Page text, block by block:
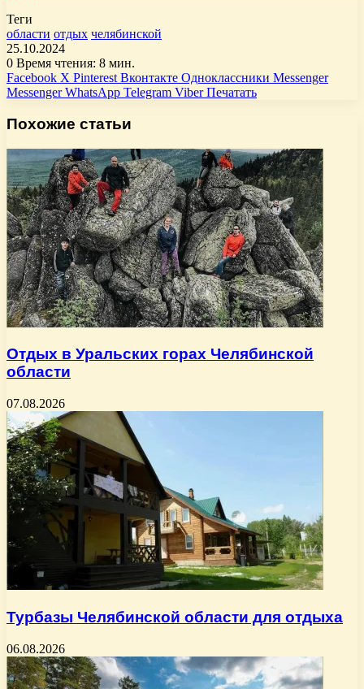
Теги
области отдых челябинской
25.10.2024
0 Время чтения: 8 мин.
Facebook X Pinterest Вконтакте Одноклассники Messenger
Messenger WhatsApp Telegram Viber Печатать
Похожие статьи
Отдых в Уральских горах Челябинской
области
07.08.2026
Турбазы Челябинской области для отдыха
06.08.2026